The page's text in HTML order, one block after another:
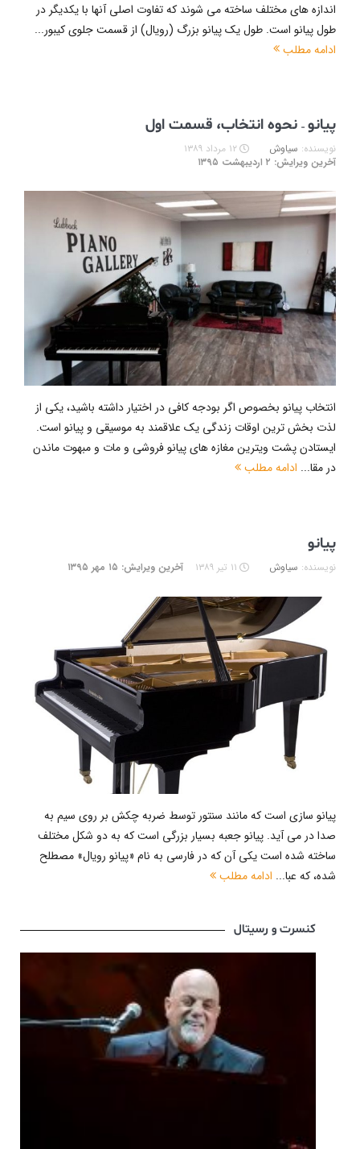
اندازه های مختلف ساخته می شوند که تفاوت اصلی آنها با یکدیگر در
طول پیانو است. طول یک پیانو بزرگ (رویال) از قسمت جلوی کیبور...
ادامه مطلب
پیانو – نحوه انتخاب، قسمت اول
نویسنده: سیاوش
۱۲ مرداد ۱۳۸۹
آخرین ویرایش: ۲ اردیبهشت ۱۳۹۵
انتخاب پیانو بخصوص اگر بودجه کافی در اختیار داشته باشید، یکی از
لذت بخش ترین اوقات زندگی یک علاقمند به موسیقی و پیانو است.
ایستادن پشت ویترین مغازه های پیانو فروشی و مات و مبهوت ماندن
در مقا... ادامه مطلب
پیانو
نویسنده: سیاوش ۱۱ تیر ۱۳۸۹ آخرین ویرایش: ۱۵ مهر ۱۳۹۵
پیانو سازی است که مانند سنتور توسط ضربه چکش بر روی سیم به
صدا در می آید. پیانو جعبه بسیار بزرگی است که به دو شکل مختلف
ساخته شده است یکی آن که در فارسی به نام «پیانو رویال» مصطلح
شده، که عبا... ادامه مطلب
کنسرت و رسیتال